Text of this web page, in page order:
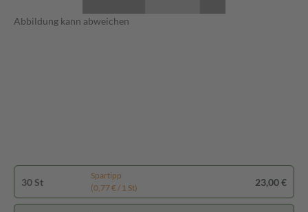
Abbildung kann abweichen
30 St
Spartipp
(0,77 € / 1 St)
23,00 €